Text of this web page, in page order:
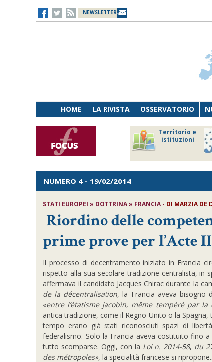
NEWSLETTER
HOME LA RIVISTA OSSERVATORIO
Territorio e
istituzioni
NUMERO 4 - 19/02/2014
STATI EUROPEI » DOTTRINA » FRANCIA - DI MARZIA DE
Riordino delle
prime prove per l’Acte
Il processo di decentramento iniziato in Francia
rispetto alla sua secolare tradizione centralista, in
affermava il candidato Jacques Chirac durante la
de la décentralisation, la Francia aveva bisogno
«entre l’étatisme jacobin, même tempéré par
antica tradizione, come il Regno Unito o la
tempo erano già stati riconosciuti spazi di
federalismo. Solo la Francia aveva costituito fino
tutto scomparse. Oggi, con la Loin. 2014-58, du
des métropoles», la specialità francese si